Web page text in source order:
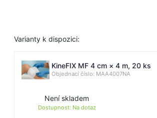
Varianty k dispozici:
KineFIX MF 4 cm × 4 m, 20 ks
Objednací číslo: MAA4007NA
Není skladem
Dostupnost: Na dotaz